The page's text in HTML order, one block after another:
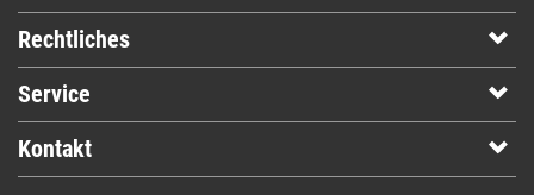
Rechtliches
Service
Kontakt